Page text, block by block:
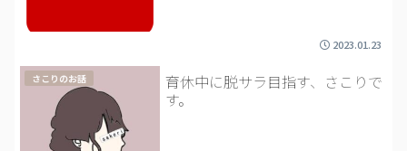
2023.01.23
さこりのお話
育休中に脱サラ目指す、さこりで
す。